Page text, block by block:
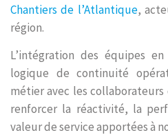
Chantiers de l’Atlantique,
région.
L’intégration des équipes
logique de continuité
métier avec les collaborateurs
renforcer la réactivité, la
valeur de service apportées à